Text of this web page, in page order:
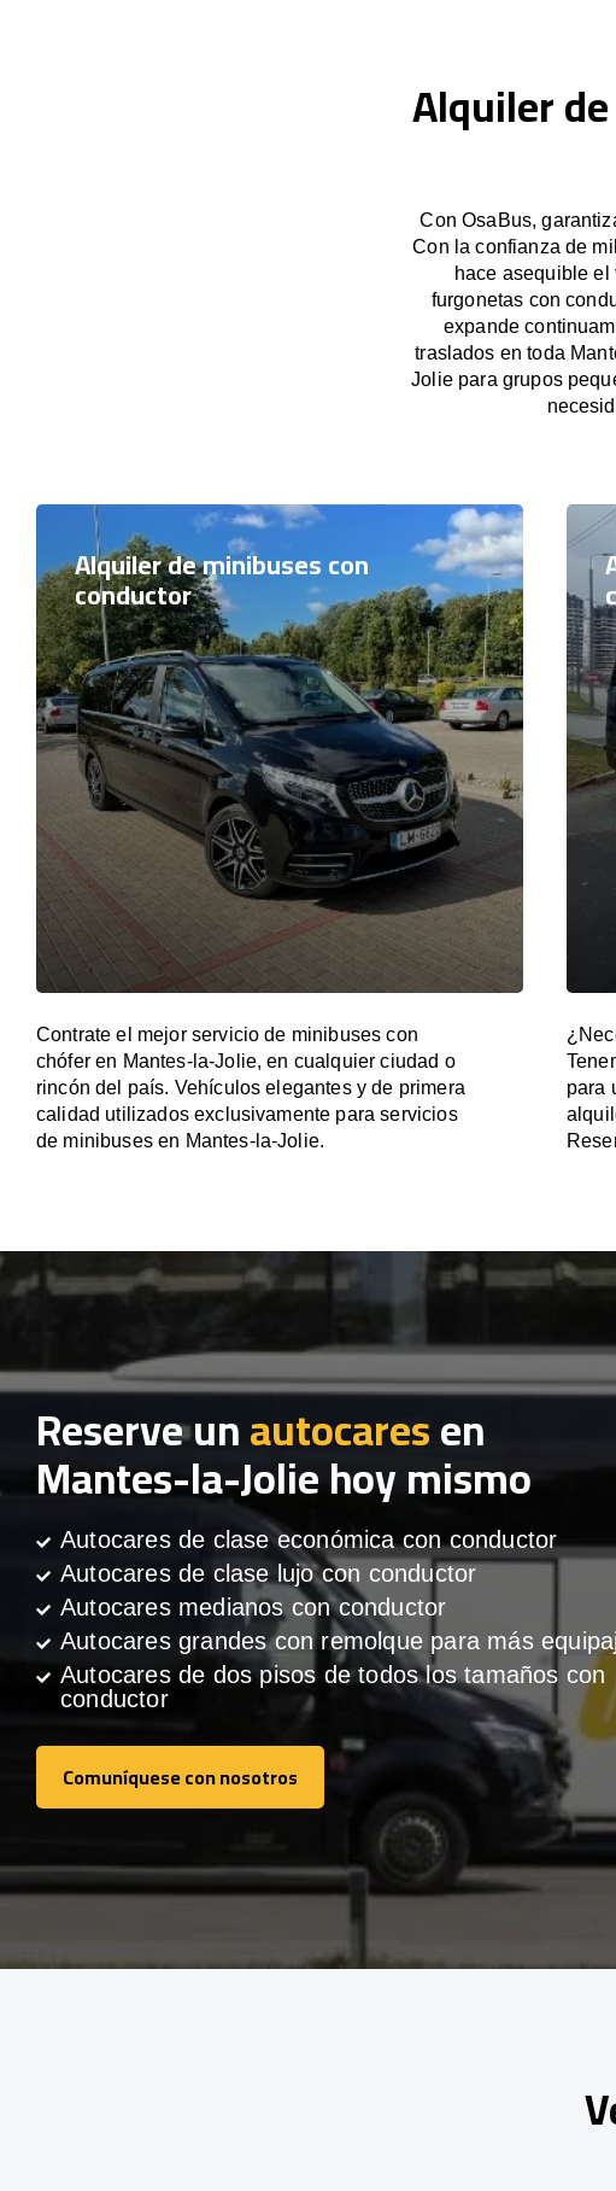
Alquiler
Con OsaBus,
Con la confianza de
hace asequible
furgonetas con
expande
traslados en toda
Jolie para grupos
Alquiler de minibuses con
conductor
Contrate el mejor servicio de minibuses con
chófer en Mantes-la-Jolie, en cualquier ciudad o
rincón del país. Vehículos elegantes y de primera
calidad utilizados exclusivamente para servicios
de minibuses en Mantes-la-Jolie.
para
Reserve unautocaresen
Mantes-la-Jolie hoy mismo
Autocares de clase económica con conductor
Autocares de clase lujo con conductor
Autocares medianos con conductor
Autocares grandes con remolque para más
Autocares de dos pisos de todos los tamaños con
conductor
Comuníquese con nosotros
Comuníquese con nosotros